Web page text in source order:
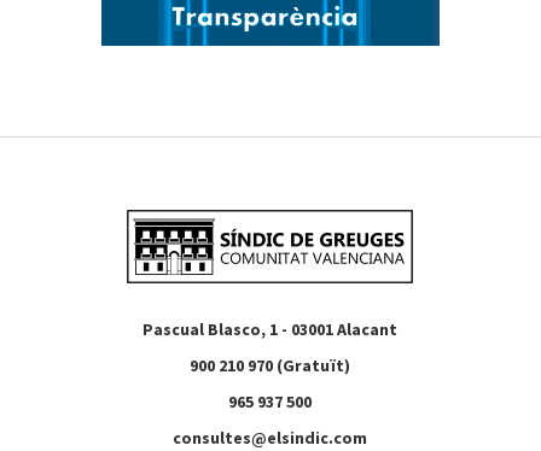
Pascual Blasco, 1 - 03001 Alacant
900 210 970 (Gratuït)
965 937 500
consultes@elsindic.com